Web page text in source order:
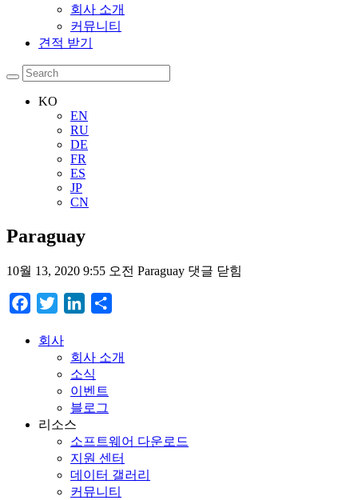
회사 소개
커뮤니티
견적 받기
KO
EN
RU
DE
FR
ES
JP
CN
Paraguay
10월 13, 2020 9:55 오전 Paraguay 댓글 닫힘
Facebook
Twitter LinkedIn
회사
회사 소개
소식
이벤트
블로그
리소스
소프트웨어 다운로드
지원 센터
데이터 갤러리
커뮤니티